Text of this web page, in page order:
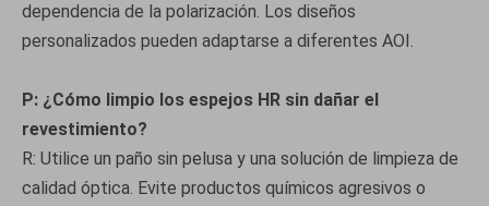
dependencia de la polarización. Los diseños
personalizados pueden adaptarse a diferentes AOI.
P: ¿Cómo limpio los espejos HR sin dañar el
revestimiento?
R: Utilice un paño sin pelusa y una solución de limpieza de
calidad óptica. Evite productos químicos agresivos o